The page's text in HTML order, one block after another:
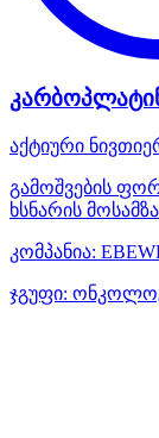
აქტიური
გამოშვების
ხსნარის
კომპანია:
ჯგუფი: